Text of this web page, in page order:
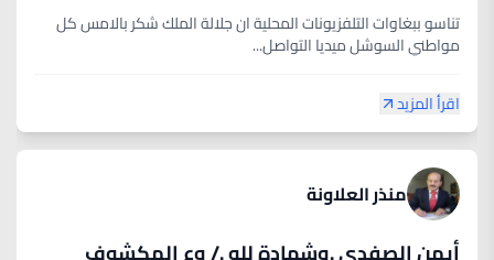
تناسو ببغاوات التلفزيونات المحلية ان جلالة الملك شكر بالامس كل
مواطني السوشل ميديا التواصل...
اقرأ المزيد
منذر العلاونة